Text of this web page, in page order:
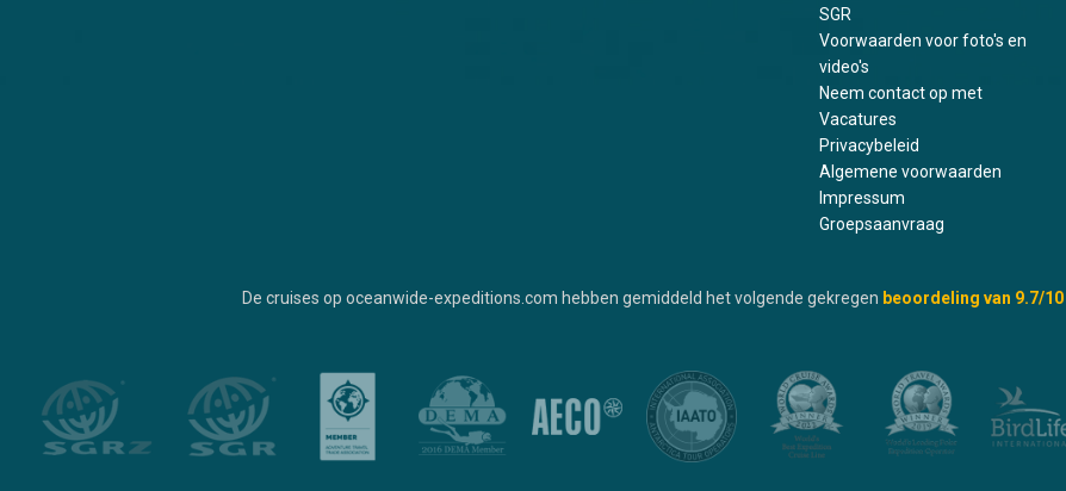
SGR
Voorwaarden voor foto's en
video's
Neem contact op met
Vacatures
Privacybeleid
Algemene voorwaarden
Impressum
Groepsaanvraag
De cruises op oceanwide-expeditions.com hebben gemiddeld het volgende gekregen beoordeling van 9.7/10